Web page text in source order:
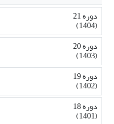
دوره 21
(1404)
دوره 20
(1403)
دوره 19
(1402)
دوره 18
(1401)